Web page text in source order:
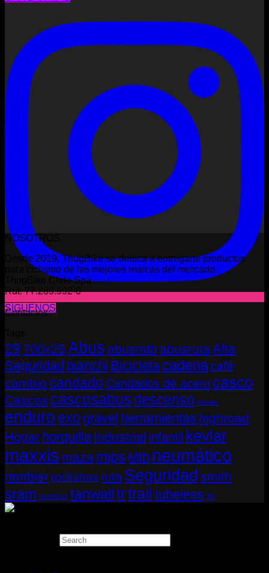
SÍGUENOS
NOSOTROS
Desde 2019, ThugBike se dedica a entregarte productos
para ciclismo de las mejores marcas del mercado.
ThugBike Chile Spa
Rut: 77.289.992-0
Contactos:
29 700x25 Abus abusmtb abusrutaAlta
Seguridad bianchi Bicicleta cadenacafé
cambio candado Candados de acero casco
Cascos cascosabus descenso durolux
enduro exo gravel herramientas highroad
Hogar horquilla Industrial infantil kevlar
maxxis maza mips Mtb neumático
rambler rockshox ruta Seguridad smith
sram suntour tanwalltrtrail tubeless Xc